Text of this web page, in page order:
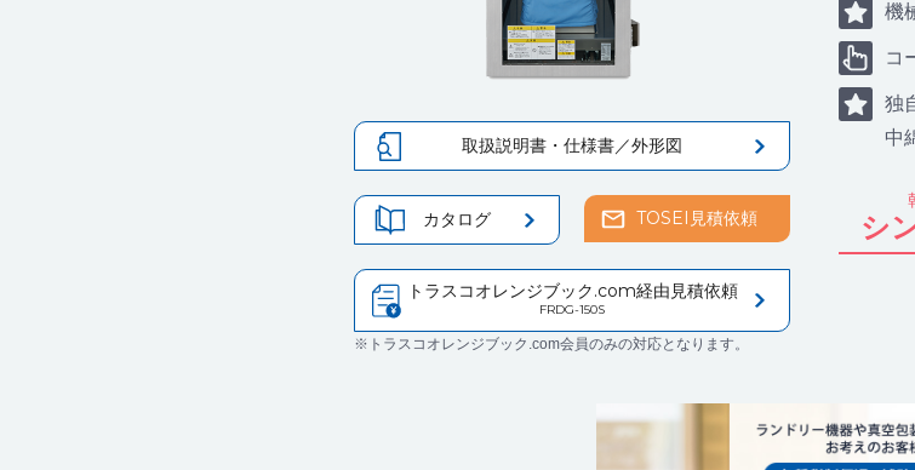
取扱説明書・仕様書／外形図
カタログ TOSEI見積依頼
トラスコオレンジブック.com経由見積依頼
FRDG-150S
※トラスコオレンジブック.com会員のみの対応となります。
機
コ
独
中
シ